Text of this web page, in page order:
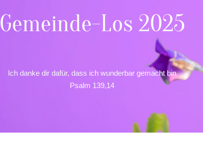
Gemeinde-Los 2025
Ich danke dir dafür, dass ich wunderbar gemacht bin
Psalm 139,14